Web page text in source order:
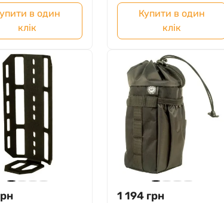
в один
клік
Купити в один
клік
1 194 грн